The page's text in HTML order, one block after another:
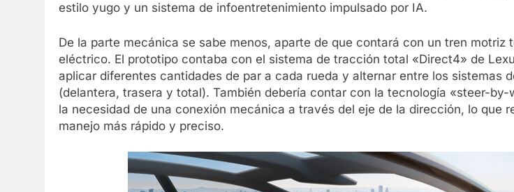
estilo yugo y un sistema de infoentretenimiento impulsado por IA.
De la parte mecánica se sabe menos, aparte de que contará con un tren motriz
eléctrico. El prototipo contaba con el sistema de tracción total «Direct4» de
aplicar diferentes cantidades de par a cada rueda y alternar entre los sistemas
(delantera, trasera y total). También debería contar con la tecnología «steer-by-
la necesidad de una conexión mecánica a través del eje de la dirección, lo que
manejo más rápido y preciso.